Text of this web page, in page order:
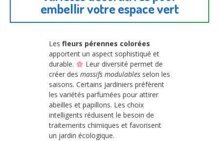
embellir votre espace vert
Les fleurs pérennes colorées
apportent un aspect sophistiqué et
durable.
Leur diversité permet de
créer des massifs modulables selon les
saisons. Certains jardiniers préfèrent
les variétés parfumées pour attirer
abeilles et papillons. Les choix
intelligents réduisent le besoin de
traitements chimiques et favorisent
un jardin écologique.